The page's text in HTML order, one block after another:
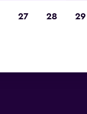
27 28 29